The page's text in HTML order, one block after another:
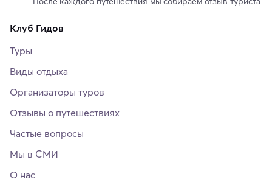
Клуб Гидов
Туры
Виды отдыха
Организаторы туров
Отзывы о путешествиях
Частые вопросы
Мы в СМИ
О нас